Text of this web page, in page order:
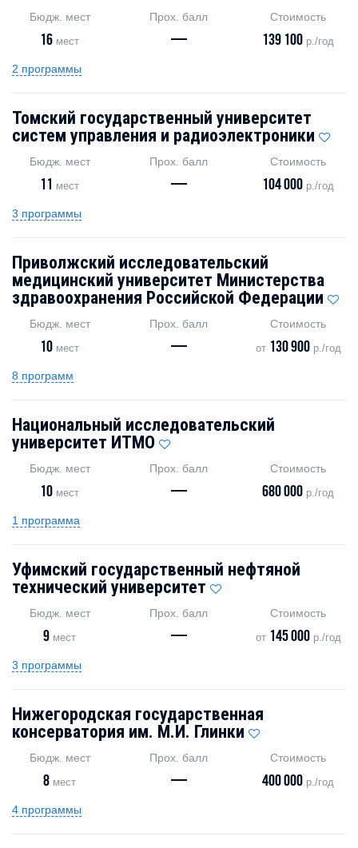
Бюдж. мест
16 мест
Прох. балл
—
Стоимость
139 100 р./год
2 программы
Томский государственный университет
систем управления и радиоэлектроники
Бюдж. мест
11 мест
Прох. балл
—
Стоимость
104 000 р./год
3 программы
Приволжский исследовательский
медицинский университет Министерства
здравоохранения Российской Федерации
Бюдж. мест
10 мест
Прох. балл
—
Стоимость
от 130 900р./год
8 программ
Национальный исследовательский
университет ИТМО
Бюдж. мест
10 мест
Прох. балл
—
Стоимость
680 000 р./год
1 программа
Уфимский государственный нефтяной
технический университет
Бюдж. мест
9 мест
Прох. балл
—
Стоимость
от 145 000р./год
3 программы
Нижегородская государственная
консерватория им. М.И. Глинки
Бюдж. мест
8 мест
Прох. балл
—
Стоимость
400 000 р./год
4 программы